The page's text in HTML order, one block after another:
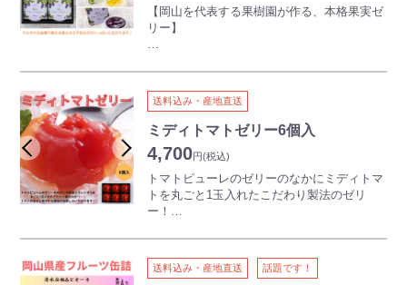
しい味の各種フレーバーが出来上がります。
また、「蒜山ジャージーヨーグルト」は、濃
厚な「クリーム層」が特徴の人気商品です。
味わいと、下部のさっぱりとしたヨーグルト
さい。
清水白桃2個、ピオーネ2個、黄金桃2個、マ
スカット2個の合計8個入りで、1個あたり150
い。
【岡山を代表する果樹園が作る、本格果実ゼ
リー】
めました。
清水白桃・ピオーネ・黄金桃・マスカット、
それぞれの果肉入り！
それぞれの品種で異なる柔らかさや甘みが口
清水白桃2個、ピオーネ2個、黄金桃1個、マ
スカット1個の合計6個入りで、1個あたり150
ｇのため食べやすいのも嬉しいポイント。
い。
送料込み・産地直送
ミディトマトゼリー6個入
4,700円(税込)
トマトピューレのゼリーのなかにミディトマ
トを丸ごと1玉入れたこだわり製法のゼリ
ー！
ミディトマトは大玉トマトとミニトマトのち
ょうど中間くらいの大きさの真っ赤なトマト
送料込み・産地直送 話題です！